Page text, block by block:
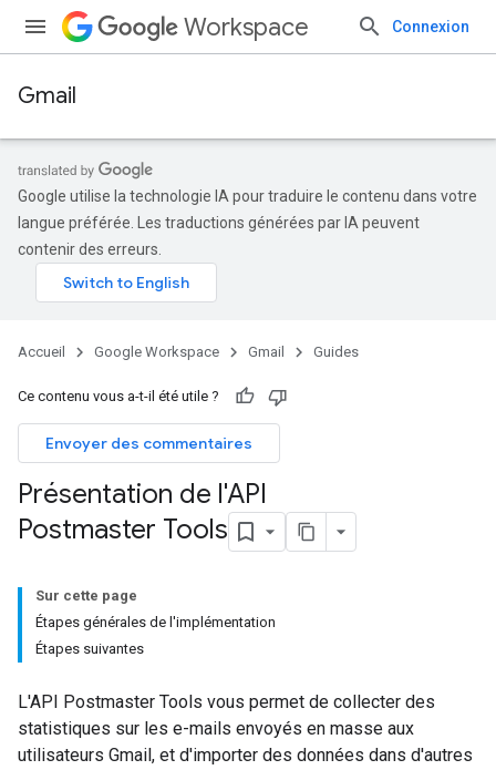
Workspace Connexion
Gmail
Google utilise la technologie IA pour traduire le contenu dans votre
langue préférée. Les traductions générées par IA peuvent
contenir des erreurs.
Accueil Google Workspace Gmail Guides
Ce contenu vous a-t-il été utile ?
Envoyer des commentaires
Présentation de l'API
Postmaster Tools
Sur cette page
Étapes générales de l'implémentation
Étapes suivantes
L'API Postmaster Tools vous permet de collecter des
statistiques sur les e-mails envoyés en masse aux
utilisateurs Gmail, et d'importer des données dans d'autres